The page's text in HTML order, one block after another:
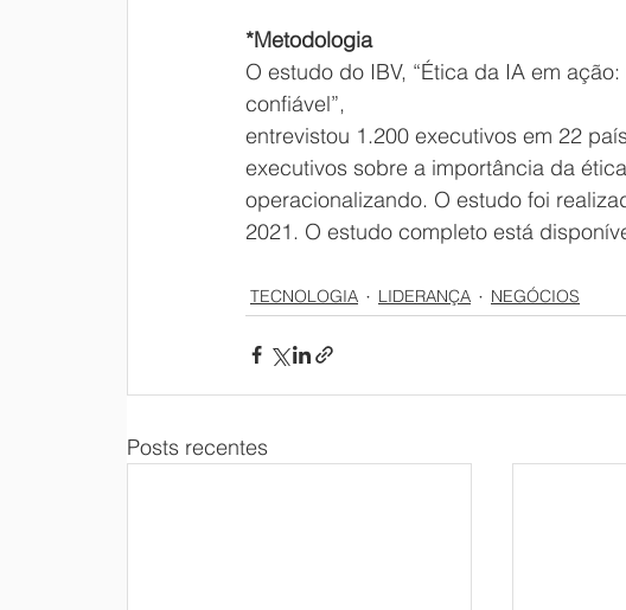
*Metodologia
O estudo do IBV, “Ética da IA ​​em
confiável”,
entrevistou 1.200 executivos em 22
executivos sobre a importância da
operacionalizando. O estudo foi
2021. O estudo completo está
TECNOLOGIA LIDERANÇA NEGÓCIOS
Posts recentes